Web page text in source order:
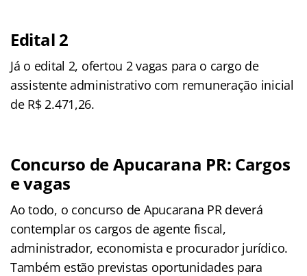
Edital 2
Já o edital 2, ofertou 2 vagas para o cargo de
assistente administrativo com remuneração inicial
de R$ 2.471,26.
Concurso de Apucarana PR: Cargos
e vagas
Ao todo, o concurso de Apucarana PR deverá
contemplar os cargos de agente fiscal,
administrador, economista e procurador jurídico.
Também estão previstas oportunidades para